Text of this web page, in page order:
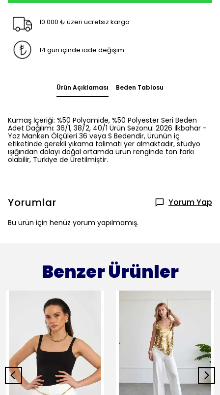
10.000 ₺ üzeri ücretsiz kargo
14 gün içinde iade değişim
Ürün Açıklaması Beden Tablosu
Kumaş İçeriği: %50 Polyamide, %50 Polyester Seri Beden
Adet Dağılımı: 36/1, 38/2, 40/1 Ürün Sezonu: 2026 İlkbahar -
Yaz Manken Ölçüleri 36 veya S Bedendir, Ürünün iç
etiketinde gerekli yıkama talimatı yer almaktadır, stüdyo
ışığından dolayı doğal ortamda ürün renginde ton farkı
olabilir, Türkiye de Üretilmiştir.
Yorumlar Yorum Yap
Bu ürün için henüz yorum yapılmamış.
Benzer Ürünler